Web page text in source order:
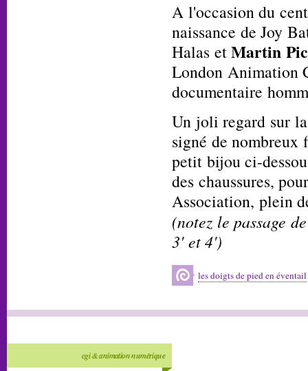
A l'occasion du
naissance de Joy
Halas etMartin
London Animation
documentaire
Un joli regard sur
signé de nombreux
petit bijou ci-
des chaussures,
Association, plein
(notez le passage
3' et 4')
les doigts de pied en éventail
cgi & animation numérique